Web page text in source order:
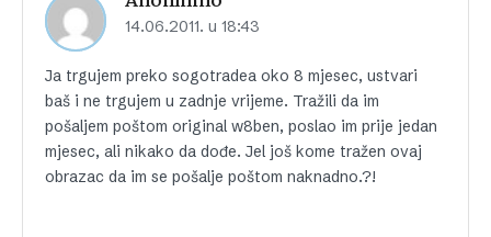
14.06.2011. u 18:43
Ja trgujem preko sogotradea oko 8 mjesec, ustvari
baš i ne trgujem u zadnje vrijeme. Tražili da im
pošaljem poštom original w8ben, poslao im prije jedan
mjesec, ali nikako da dođe. Jel još kome tražen ovaj
obrazac da im se pošalje poštom naknadno.?!